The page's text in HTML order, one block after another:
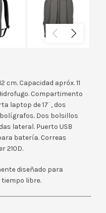
cm. Capacidad apróx. 11
Compartimento
laptop de 17¨, dos
Dos bolsillos
lateral. Puerto USB
batería. Correas
210D.
diseñado para
libre.